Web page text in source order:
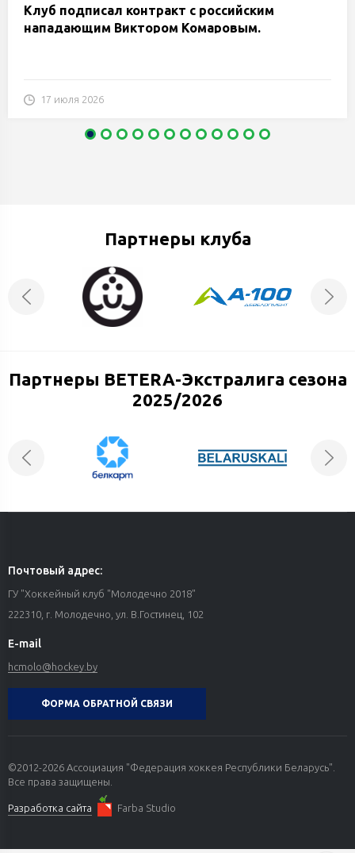
Клуб подписал контракт с российским
нападающим Виктором Комаровым.
17 июля 2026
Партнеры клуба
Партнеры BETERA-Экстралига сезона
2025/2026
Почтовый адрес:
ГУ "Хоккейный клуб "Молодечно 2018"
222310, г. Молодечно, ул. В.Гостинец, 102
E-mail
hcmolo@hockey.by
ФОРМА ОБРАТНОЙ СВЯЗИ
©2012-2026 Ассоциация "Федерация хоккея Республики Беларусь".
Все права защищены.
Разработка сайта Farba Studio